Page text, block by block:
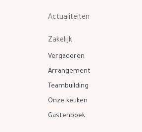
Actualiteiten
Zakelijk
Vergaderen
Arrangement
Teambuilding
Onze keuken
Gastenboek